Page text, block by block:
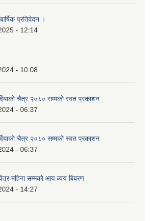
प्रतिवेदन ।
- 12:14
- 10:08
चैत्र २०८० सम्मको स्वत प्रकाशन
- 06:37
चैत्र २०८० सम्मको स्वत प्रकाशन
- 06:37
महिना सम्मको आय ब्यय बिबरण
- 14:27